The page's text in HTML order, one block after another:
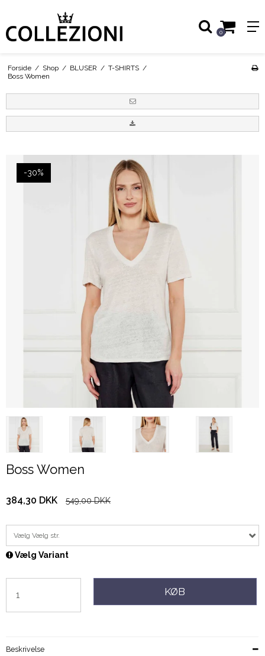
0
Forside / Shop / BLUSER / T-SHIRTS /
Boss Women
-30%
Boss Women
384,30 DKK 549,00 DKK
Vælg Vælg str.
Vælg Variant
KØB
Beskrivelse